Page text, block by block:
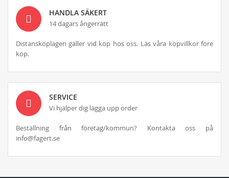
HANDLA SÄKERT
14 dagars ångerrätt
Distansköplagen gäller vid köp hos oss. Läs våra köpvillkor före
köp.
SERVICE
Vi hjälper dig lägga upp order
Beställning från företag/kommun? Kontakta oss på
info@fagert.se